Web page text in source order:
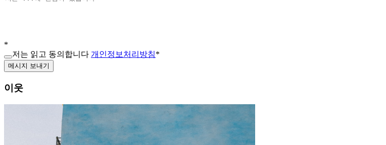
*
저는 읽고 동의합니다 개인정보처리방침*
메시지 보내기
이웃